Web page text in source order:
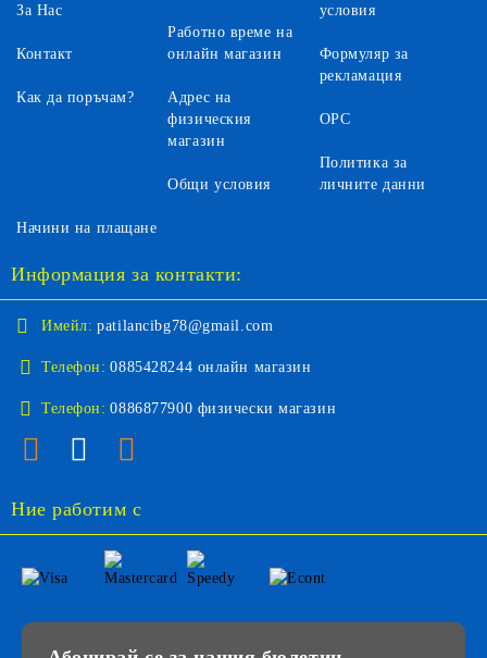
За Нас
Контакт
Как да поръчам?
Работно време на
онлайн магазин
Адрес на
физическия
магазин
Общи условия
условия
Формуляр за
рекламация
ОРС
Политика за
личните данни
Начини на плащане
Информация за контакти:
Имейл: patilancibg78@gmail.com
Телефон: 0885428244 онлайн магазин
Телефон: 0886877900 физически магазин
Ние работим с